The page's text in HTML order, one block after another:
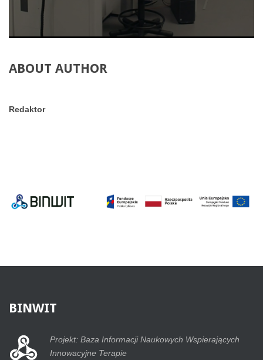
ABOUT AUTHOR
Redaktor
BINWIT
Projekt: Baza Informacji Naukowych Wspierających
Innowacyjne Terapie